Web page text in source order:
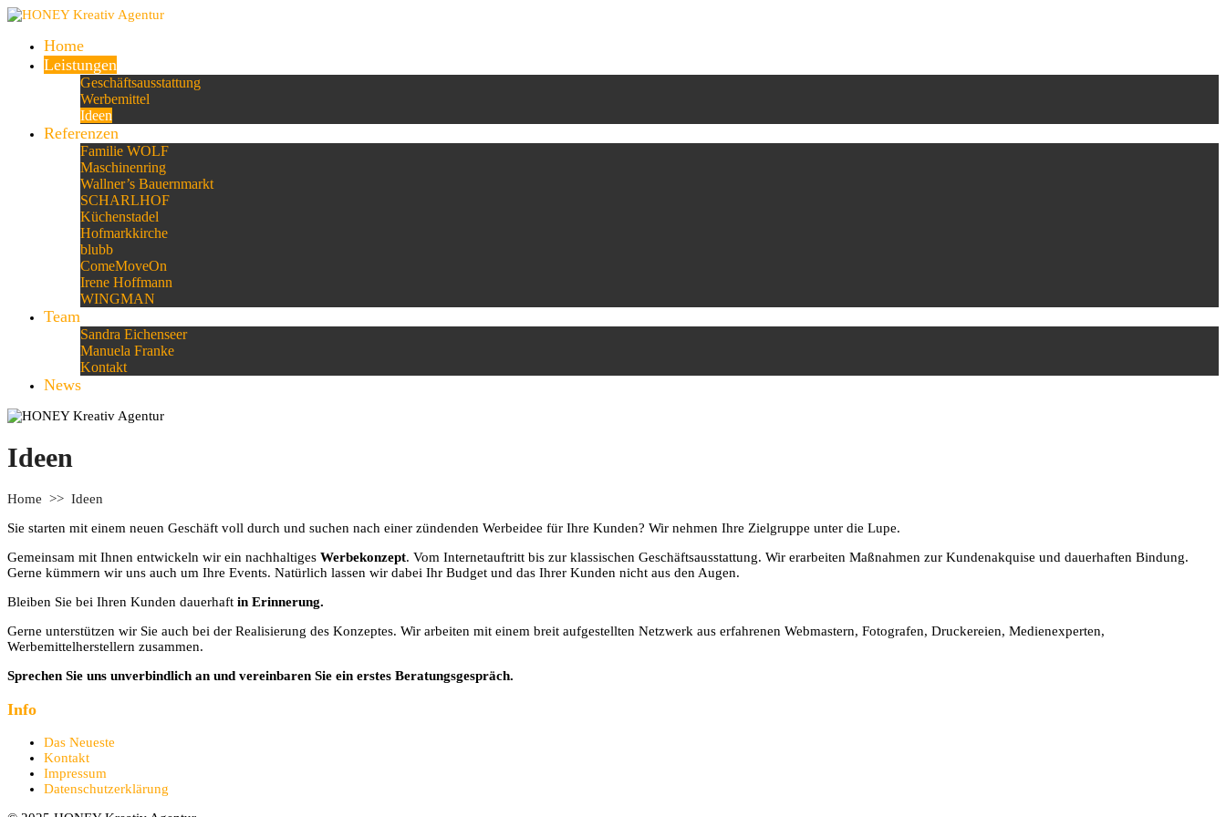
Home
Leistungen
Geschäftsausstattung
Werbemittel
Ideen
Referenzen
Familie WOLF
Maschinenring
Wallner’s Bauernmarkt
SCHARLHOF
Küchenstadel
Hofmarkkirche
blubb
ComeMoveOn
Irene Hoffmann
WINGMAN
Team
Sandra Eichenseer
Manuela Franke
Kontakt
News
Ideen
Home >> Ideen
Sie starten mit einem neuen Geschäft voll durch und suchen nach einer zündenden Werbeidee für Ihre Kunden? Wir nehmen Ihre Zielgruppe unter die Lupe.
Gemeinsam mit Ihnen entwickeln wir ein nachhaltiges Werbekonzept. Vom Internetauftritt bis zur klassischen Geschäftsausstattung. Wir erarbeiten Maßnahmen zur Kundenakquise und dauerhaften Bindung.
Gerne kümmern wir uns auch um Ihre Events. Natürlich lassen wir dabei Ihr Budget und das Ihrer Kunden nicht aus den Augen.
Bleiben Sie bei Ihren Kunden dauerhaft in Erinnerung.
Gerne unterstützen wir Sie auch bei der Realisierung des Konzeptes. Wir arbeiten mit einem breit aufgestellten Netzwerk aus erfahrenen Webmastern, Fotografen, Druckereien, Medienexperten,
Werbemittelherstellern zusammen.
Sprechen Sie uns unverbindlich an und vereinbaren Sie ein erstes Beratungsgespräch.
Info
Das Neueste
Kontakt
Impressum
Datenschutzerklärung